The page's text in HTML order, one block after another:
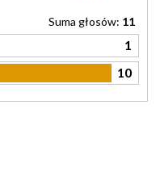
Suma głosów: 11
1
10